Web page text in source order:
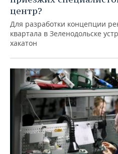
центр?
Для разработки концепции
квартала в Зеленодольске
хакатон